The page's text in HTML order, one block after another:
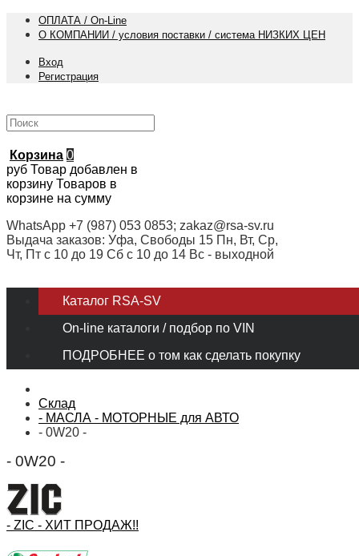
ОПЛАТА / On-Line
О КОМПАНИИ / условия поставки / система НИЗКИХ ЦЕН
Вход
Регистрация
Корзина 0
руб Товар добавлен в
корзину Товаров в
корзине на сумму
WhatsApp +7 (987) 053 0853; zakaz@rsa-sv.ru
Выдача заказов: Уфа, Свободы 15 Пн, Вт, Ср,
Чт, Пт с 10 до 19 Сб с 10 до 14 Вс - выходной
Каталог RSA-SV
On-line каталоги / подбор по VIN
ПОДРОБНЕЕ о том как сделать покупку
Склад
- МАСЛА - МОТОРНЫЕ для АВТО
- 0W20 -
- 0W20 -
- ZIC - ХИТ ПРОДАЖ!!